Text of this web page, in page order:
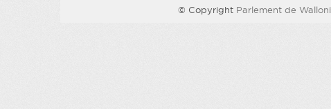
© Copyright Parlement de